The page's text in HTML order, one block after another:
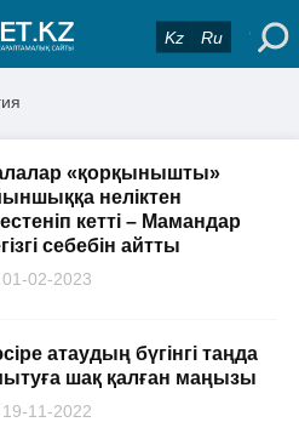
Kz Ru
«қорқынышты»
неліктен
кетті – Мамандар
себебін айтты
01-02-2023
атаудың бүгінгі таңда
шақ қалған маңызы
19-11-2022